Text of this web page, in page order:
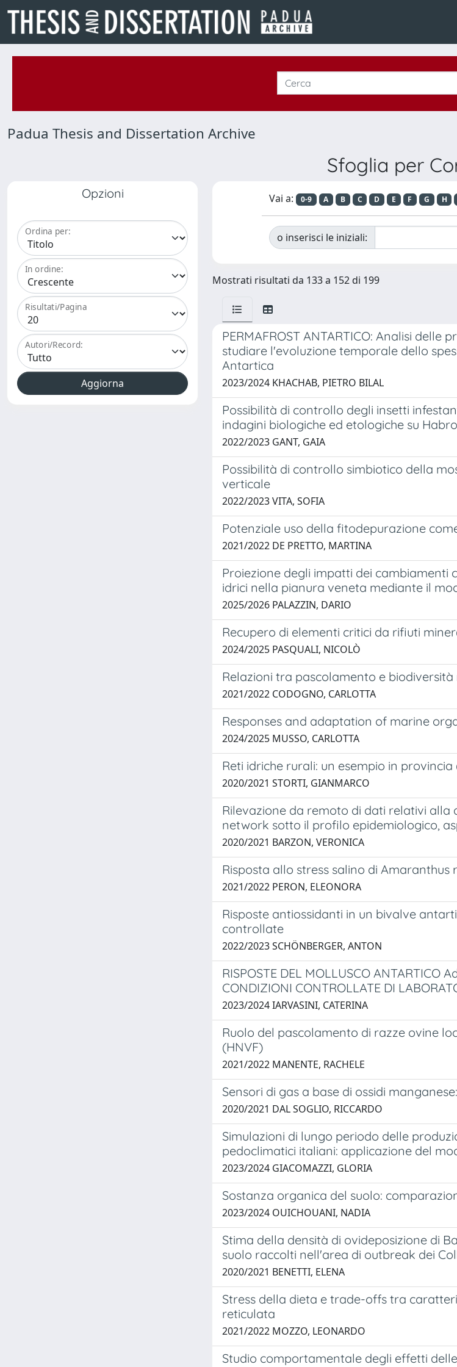
Padua Thesis and Dissertation Archive
Sfoglia per
Opzioni
Ordina per:
In ordine:
Risultati/Pagina
Autori/Record:
Vai a: 0-9 A B C D E F G H
o inserisci le iniziali:
Mostrati risultati da 133 a 152 di 199
PERMAFROST ANTARTICO: Analisi
studiare l'evoluzione temporale dello
Antartica
2023/2024 KHACHAB, PIETRO BILAL
Possibilità di controllo degli insetti
indagini biologiche ed etologiche su
2022/2023 GANT, GAIA
Possibilità di controllo simbiotico della
verticale
2022/2023 VITA, SOFIA
Potenziale uso della fitodepurazione
2021/2022 DE PRETTO, MARTINA
Proiezione degli impatti dei cambiamenti
idrici nella pianura veneta mediante il
2025/2026 PALAZZIN, DARIO
Recupero di elementi critici da rifiuti
2024/2025 PASQUALI, NICOLÒ
Relazioni tra pascolamento e
2021/2022 CODOGNO, CARLOTTA
Responses and adaptation of marine
2024/2025 MUSSO, CARLOTTA
Reti idriche rurali: un esempio in provincia
2020/2021 STORTI, GIANMARCO
Rilevazione da remoto di dati relativi alla
network sotto il profilo epidemiologico,
2020/2021 BARZON, VERONICA
Risposta allo stress salino di
2021/2022 PERON, ELEONORA
Risposte antiossidanti in un bivalve
controllate
2022/2023 SCHÖNBERGER, ANTON
RISPOSTE DEL MOLLUSCO ANTARTICO
CONDIZIONI CONTROLLATE DI
2023/2024 IARVASINI, CATERINA
Ruolo del pascolamento di razze ovine
(HNVF)
2021/2022 MANENTE, RACHELE
Sensori di gas a base di ossidi
2020/2021 DAL SOGLIO, RICCARDO
Simulazioni di lungo periodo delle
pedoclimatici italiani: applicazione del
2023/2024 GIACOMAZZI, GLORIA
Sostanza organica del suolo:
2023/2024 OUICHOUANI, NADIA
Stima della densità di ovideposizione di
suolo raccolti nell'area di outbreak dei
2020/2021 BENETTI, ELENA
Stress della dieta e trade-offs tra
reticulata
2021/2022 MOZZO, LEONARDO
Studio comportamentale degli effetti